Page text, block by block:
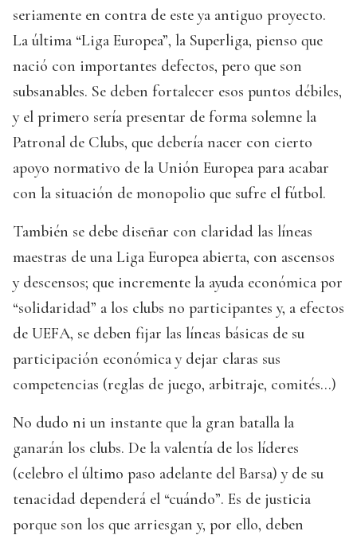
seriamente en contra de este ya antiguo proyecto.
La última “Liga Europea”, la Superliga, pienso que
nació con importantes defectos, pero que son
subsanables. Se deben fortalecer esos puntos débiles,
y el primero sería presentar de forma solemne la
Patronal de Clubs, que debería nacer con cierto
apoyo normativo de la Unión Europea para acabar
con la situación de monopolio que sufre el fútbol.
También se debe diseñar con claridad las líneas
maestras de una Liga Europea abierta, con ascensos
y descensos; que incremente la ayuda económica por
“solidaridad” a los clubs no participantes y, a efectos
de UEFA, se deben fijar las líneas básicas de su
participación económica y dejar claras sus
competencias (reglas de juego, arbitraje, comités...)
No dudo ni un instante que la gran batalla la
ganarán los clubs. De la valentía de los líderes
(celebro el último paso adelante del Barsa) y de su
tenacidad dependerá el “cuándo”. Es de justicia
porque son los que arriesgan y, por ello, deben